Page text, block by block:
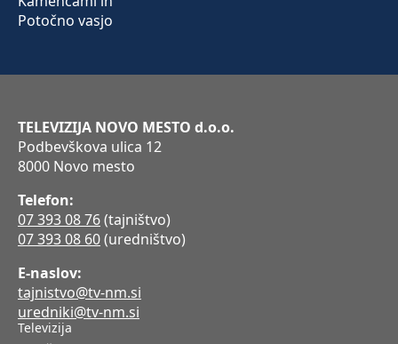
TELEVIZIJA NOVO MESTO d.o.o.
Podbevškova ulica 12
8000 Novo mesto
Telefon:
07 393 08 76(tajništvo)
07 393 08 60(uredništvo)
E-naslov:
tajnistvo@tv-nm.si
uredniki@tv-nm.si
Televizija